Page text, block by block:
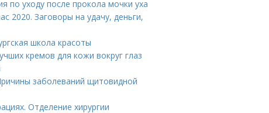
по уходу после прокола мочки уха
Заговоры на удачу, деньги,
школа красоты
кремов для кожи вокруг глаз
заболеваний щитовидной
Отделение хирургии